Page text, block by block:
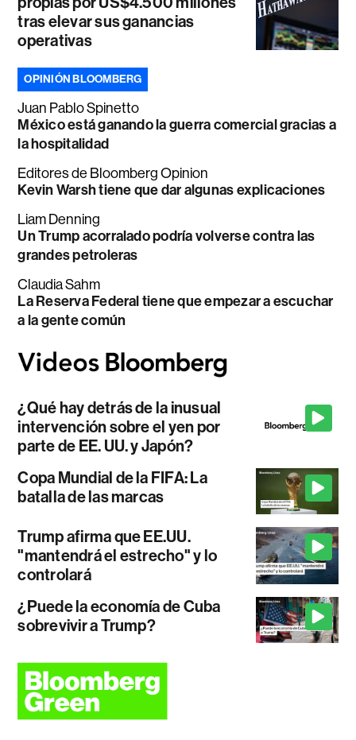
tras elevar sus ganancias
operativas
OPINIÓN BLOOMBERG
Juan Pablo Spinetto
México está ganando la guerra comercial gracias a
la hospitalidad
Editores de Bloomberg Opinion
Kevin Warsh tiene que dar algunas explicaciones
Liam Denning
Un Trump acorralado podría volverse contra las
grandes petroleras
Claudia Sahm
La Reserva Federal tiene que empezar a escuchar
a la gente común
¿Qué hay detrás de la inusual
intervención sobre el yen por
parte de EE. UU. y Japón?
Copa Mundial de la FIFA: La
batalla de las marcas
Trump afirma que EE.UU.
"mantendrá el estrecho" y lo
controlará
¿Puede la economía de Cuba
sobrevivir a Trump?